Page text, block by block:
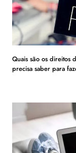
Quais são os direitos
precisa saber para